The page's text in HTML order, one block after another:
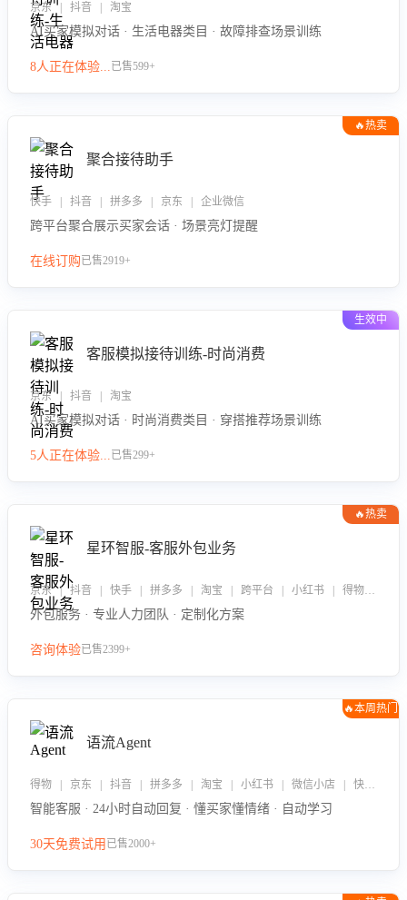
京东 | 抖音 | 淘宝
AI买家模拟对话 · 生活电器类目 · 故障排查场景训练
8人正在体验...已售599+
🔥热卖
聚合接待助手
快手 | 抖音 | 拼多多 | 京东 | 企业微信
跨平台聚合展示买家会话 · 场景亮灯提醒
在线订购已售2919+
生效中
客服模拟接待训练-时尚消费
京东 | 抖音 | 淘宝
AI买家模拟对话 · 时尚消费类目 · 穿搭推荐场景训练
5人正在体验...已售299+
🔥热卖
星环智服-客服外包业务
京东 | 抖音 | 快手 | 拼多多 | 淘宝 | 跨平台 | 小红书 | 得物 | 企业微信
外包服务 · 专业人力团队 · 定制化方案
咨询体验已售2399+
🔥本周热门
语流Agent
得物 | 京东 | 抖音 | 拼多多 | 淘宝 | 小红书 | 微信小店 | 快手 | 唯品会
智能客服 · 24小时自动回复 · 懂买家懂情绪 · 自动学习
30天免费试用 已售2000+